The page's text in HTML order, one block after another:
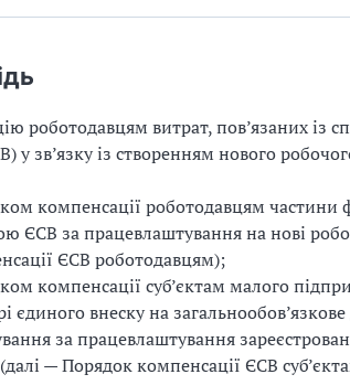
роботодавцям витрат, пов’язаних із
у зв’язку із створенням нового
компенсації роботодавцям частини
ЄСВ за працевлаштування на нові
ЄСВ роботодавцям);
компенсації суб’єктам малого
єдиного внеску на
за працевлаштування
— Порядок компенсації ЄСВ